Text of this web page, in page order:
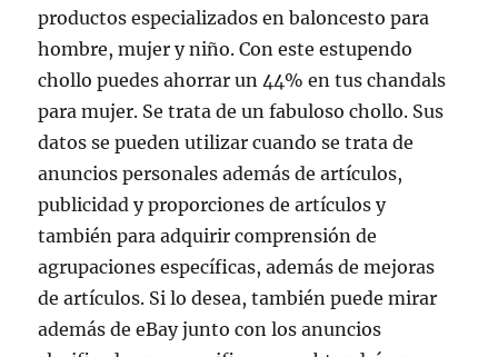
productos especializados en baloncesto para
hombre, mujer y niño. Con este estupendo
chollo puedes ahorrar un 44% en tus chandals
para mujer. Se trata de un fabuloso chollo. Sus
datos se pueden utilizar cuando se trata de
anuncios personales además de artículos,
publicidad y proporciones de artículos y
también para adquirir comprensión de
agrupaciones específicas, además de mejoras
de artículos. Si lo desea, también puede mirar
además de eBay junto con los anuncios